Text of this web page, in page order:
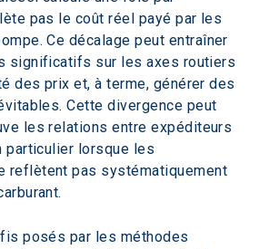
pas le coût réel payé par les
Ce décalage peut entraîner
significatifs sur les axes routiers
des prix et, à terme, générer des
Cette divergence peut
les relations entre expéditeurs
particulier lorsque les
reflètent pas systématiquement
posés par les méthodes